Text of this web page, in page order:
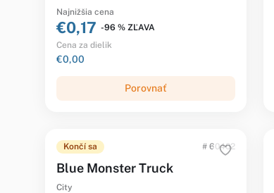
Najnižšia cena
€0,17 -96 % ZĽAVA
Cena za dielik
€0,00
Porovnať
Končí sa # 60402
Blue Monster Truck
City